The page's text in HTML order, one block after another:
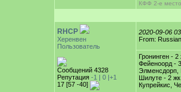
КФФ 2-е
RHCP
Херенвен
Пользователь
Сообщений 4328
Репутация -1 | 0 |+1
17 [57 -40]
2020-09-06
From:
Гронинген -
Фейеноорд -
Элменсдорп,
Шилуте - 2
Купрейкис,